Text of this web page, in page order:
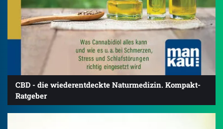
CBD - die wiederentdeckte Naturmedizin. Kompakt-
Ratgeber